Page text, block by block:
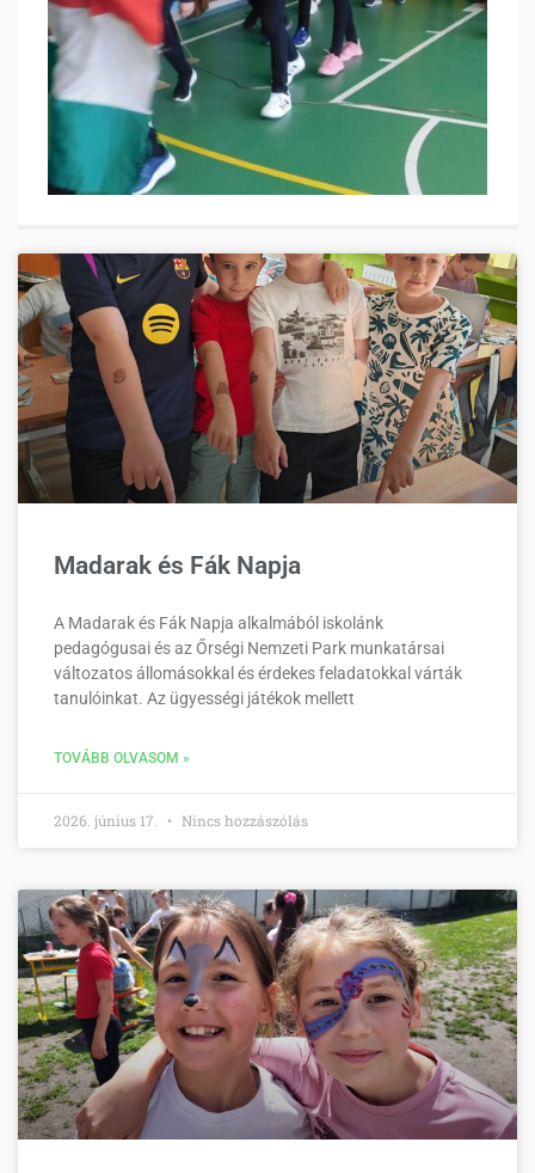
Madarak és Fák Napja
A Madarak és Fák Napja alkalmából iskolánk
pedagógusai és az Őrségi Nemzeti Park munkatársai
változatos állomásokkal és érdekes feladatokkal várták
tanulóinkat. Az ügyességi játékok mellett
TOVÁBB OLVASOM »
2026. június 17. Nincs hozzászólás